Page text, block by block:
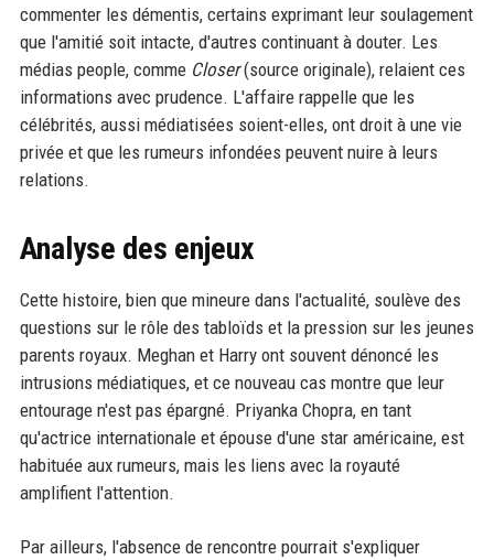
commenter les démentis, certains exprimant leur soulagement
que l'amitié soit intacte, d'autres continuant à douter. Les
médias people, comme Closer(source originale), relaient ces
informations avec prudence. L'affaire rappelle que les
célébrités, aussi médiatisées soient-elles, ont droit à une vie
privée et que les rumeurs infondées peuvent nuire à leurs
relations.
Analyse des enjeux
Cette histoire, bien que mineure dans l'actualité, soulève des
questions sur le rôle des tabloïds et la pression sur les jeunes
parents royaux. Meghan et Harry ont souvent dénoncé les
intrusions médiatiques, et ce nouveau cas montre que leur
entourage n'est pas épargné. Priyanka Chopra, en tant
qu'actrice internationale et épouse d'une star américaine, est
habituée aux rumeurs, mais les liens avec la royauté
amplifient l'attention.
Par ailleurs, l'absence de rencontre pourrait s'expliquer